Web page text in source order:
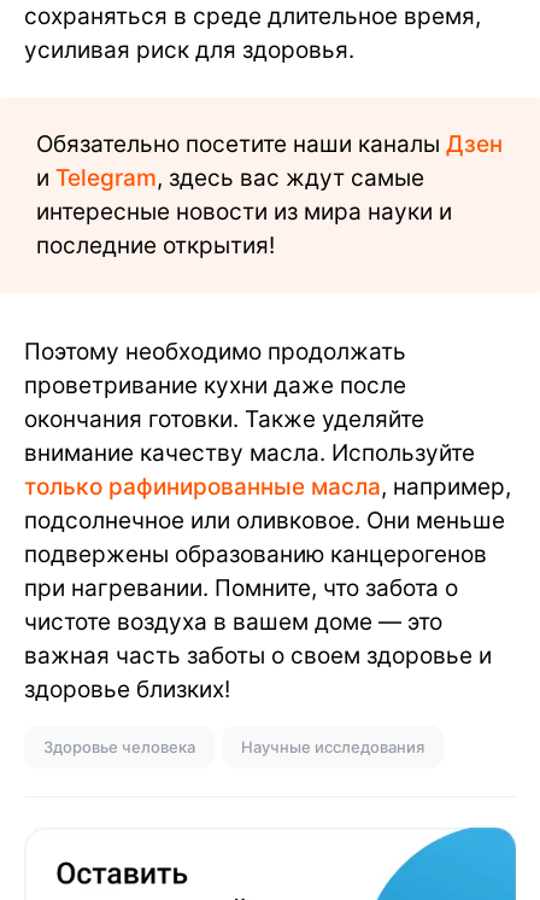
сохраняться в среде длительное время,
усиливая риск для здоровья.
Обязательно посетите наши каналы Дзен
и Telegram, здесь вас ждут самые
интересные новости из мира науки и
последние открытия!
Поэтому необходимо продолжать
проветривание кухни даже после
окончания готовки. Также уделяйте
внимание качеству масла. Используйте
только рафинированные масла, например,
подсолнечное или оливковое. Они меньше
подвержены образованию канцерогенов
при нагревании. Помните, что забота о
чистоте воздуха в вашем доме — это
важная часть заботы о своем здоровье и
здоровье близких!
Здоровье человека Научные исследования